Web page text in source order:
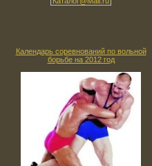
Календарь соревнований по вольной
борьбе на 2012 год